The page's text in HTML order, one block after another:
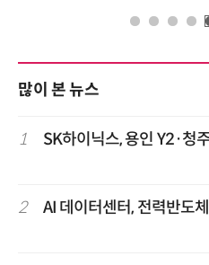
많이 본 뉴스
1 SK하이닉스, 용인 Y2·청
2 AI 데이터센터, 전력반도